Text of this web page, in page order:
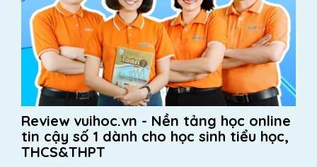
Review vuihoc.vn - Nền tảng học online
tin cậy số 1 dành cho học sinh tiểu học,
THCS&THPT